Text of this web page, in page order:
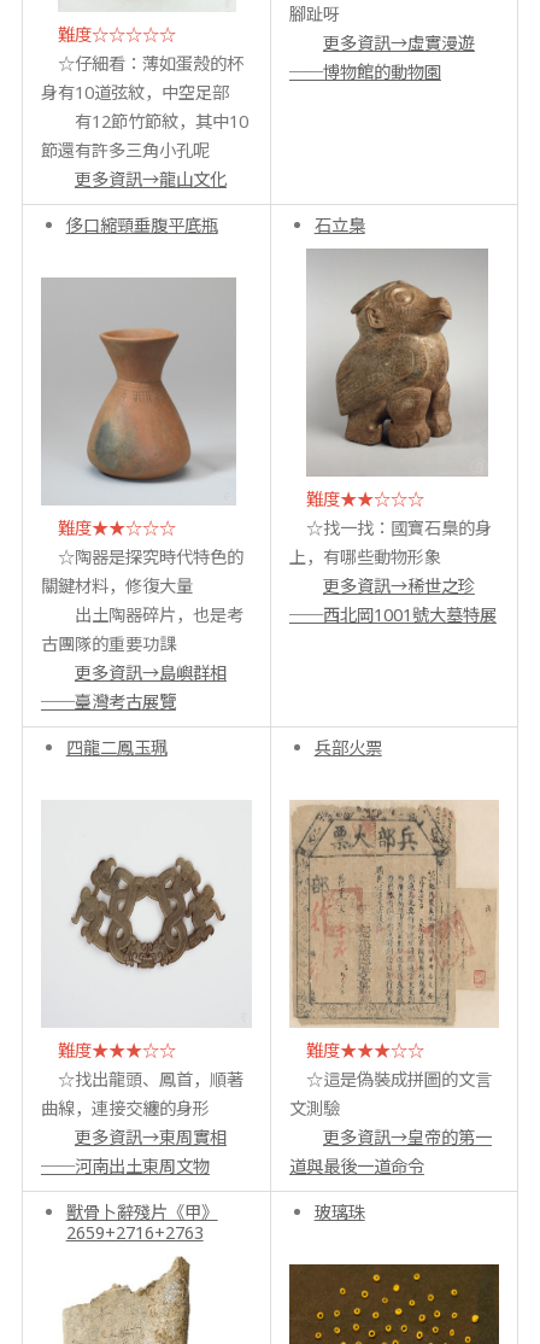
難度☆☆☆☆☆
☆仔細看：薄如蛋殼的杯
身有10道弦紋，中空足部
有12節竹節紋，其中10
節還有許多三角小孔呢
更多資訊→龍山文化
腳趾呀
更多資訊→虛實漫遊
──博物館的動物園
侈口縮頸垂腹平底瓶
難度★★☆☆☆
☆陶器是探究時代特色的
關鍵材料，修復大量
出土陶器碎片，也是考
古團隊的重要功課
更多資訊→島嶼群相
──臺灣考古展覽
石立梟
難度★★☆☆☆
☆找一找：國寶石梟的身
上，有哪些動物形象
更多資訊→稀世之珍
──西北岡1001號大墓特展
四龍二鳳玉珮
難度★★★☆☆
☆找出龍頭、鳳首，順著
曲線，連接交纏的身形
更多資訊→東周實相
──河南出土東周文物
兵部火票
難度★★★☆☆
☆這是偽裝成拼圖的文言
文測驗
更多資訊→皇帝的第一
道與最後一道命令
獸骨卜辭殘片《甲》
2659+2716+2763
玻璃珠